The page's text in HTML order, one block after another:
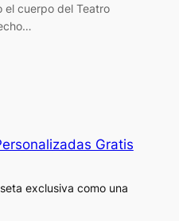
el cuerpo del Teatro
Gratis
exclusiva como una